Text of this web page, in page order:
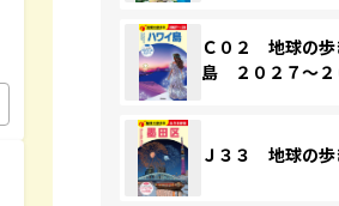
Ｃ０２ 地球の
島 ２０２７～２
Ｊ３３ 地球の